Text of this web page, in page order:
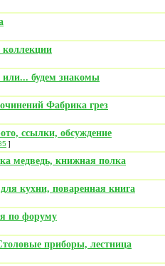
будем знакомы
Фабрика грез
ссылки, обсуждение
]
медведь, книжная полка
кухни, поваренная книга
по форуму
приборы, лестница